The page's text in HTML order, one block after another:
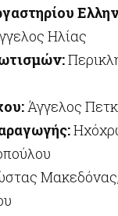
Ηλίας
Άγγελος